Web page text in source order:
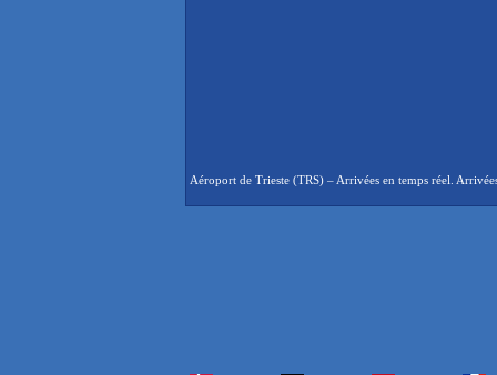
Aéroport de Trieste (TRS) – Arrivées en temps réel.